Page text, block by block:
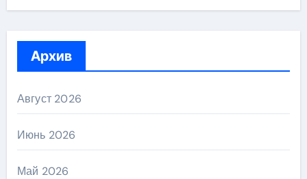
Архив
Август 2026
Июнь 2026
Май 2026